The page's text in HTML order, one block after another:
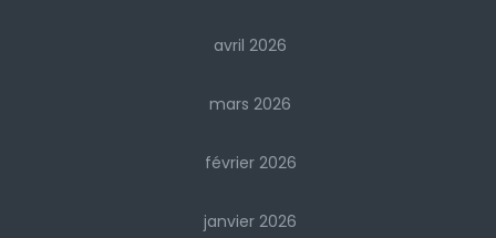
avril 2026
mars 2026
février 2026
janvier 2026